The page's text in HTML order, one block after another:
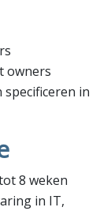
owners
in
8 weken
in IT,